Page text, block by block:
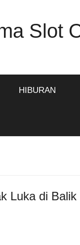
Slot
HIBURAN
Luka di Balik